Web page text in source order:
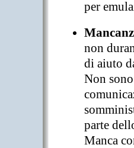
per
non
di aiuto
Non
parte
Manca